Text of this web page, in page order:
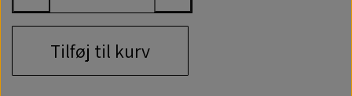
Tilføj til kurv